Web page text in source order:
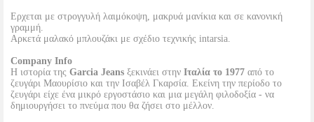
Ερχεται με στρογγυλή λαιμόκοψη, μακρυά μανίκια και σε κανονική
γραμμή.
Αρκετά μαλακό μπλουζάκι με σχέδιο τεχνικής intarsia.
Company Info
H ιστορία της Garcia Jeans ξεκινάει στην Ιταλία το 1977 από το
ζευγάρι Μαουρίσιο και την Ισαβέλ Γκαρσία. Εκείνη την περίοδο το
ζευγάρι είχε ένα μικρό εργοστάσιο και μια μεγάλη φιλοδοξία - να
δημιουργήσει το πνεύμα που θα ζήσει στο μέλλον.